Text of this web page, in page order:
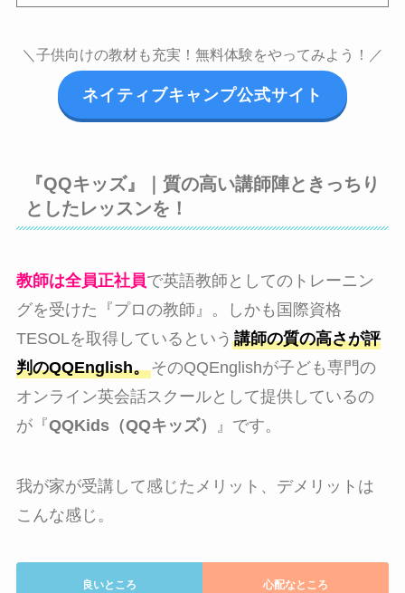
＼子供向けの教材も充実！無料体験をやってみよう！／
ネイティブキャンプ公式サイト
『QQキッズ』｜質の高い講師陣ときっちり
としたレッスンを！
教師は全員正社員で英語教師としてのトレーニン
グを受けた『プロの教師』。しかも国際資格
TESOLを取得しているという 講師の質の高さが評
判のQQEnglish。そのQQEnglishが子ども専門の
オンライン英会話スクールとして提供しているの
が『QQKids（QQキッズ） 』です。
我が家が受講して感じたメリット、デメリットは
こんな感じ。
良いところ 心配なところ